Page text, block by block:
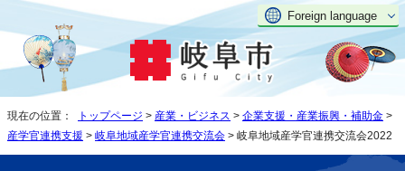
Foreign language
現在の位置： トップページ > 産業・ビジネス > 企業支援・産業振興・補助金 >
産学官連携支援 > 岐阜地域産学官連携交流会 > 岐阜地域産学官連携交流会2022